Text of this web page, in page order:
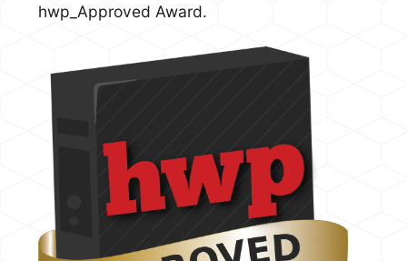
hwp_Approved Award.